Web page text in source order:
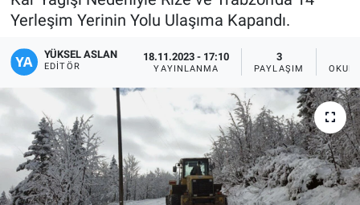
Yerleşim Yerinin Yolu Ulaşıma Kapandı.
YÜKSEL ASLAN
EDITÖR
18.11.2023 - 17:10
YAYINLANMA
3
PAYLAŞIM
KÜLTÜR-SANAT
Yerel
Bursaspor
Gündem
Sağlık
Süper Lig Puan Durumu ve Fikstür
Tüm Manşetler
Son Dakika Haberleri
Haber Arşivi